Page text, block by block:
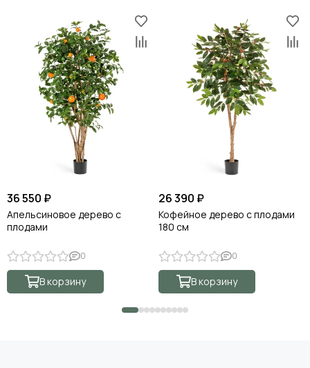
36 550 ₽
Апельсиновое дерево с
плодами
0
В корзину
26 390 ₽
Кофейное дерево с плодами
180 см
0
В корзину